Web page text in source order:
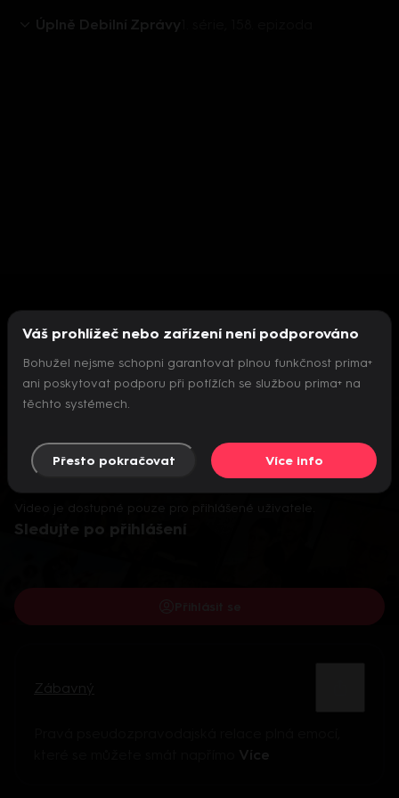
Úplně Debilní Zprávy
Video je dostupné pouze pro přihlášené uživatele.
Sledujte po přihlášení
Zábavný
Více
Váš prohlížeč nebo zařízení není podporováno
Bohužel nejsme schopni garantovat plnou funkčnost prima+
ani poskytovat podporu při potížích se službou prima+ na
těchto systémech.
Přesto pokračovat Více info